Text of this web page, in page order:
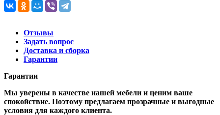
Отзывы
Задать вопрос
Доставка и сборка
Гарантии
Гарантии
Мы уверены в качестве нашей мебели и ценим ваше
спокойствие. Поэтому предлагаем прозрачные и выгодные
условия для каждого клиента.